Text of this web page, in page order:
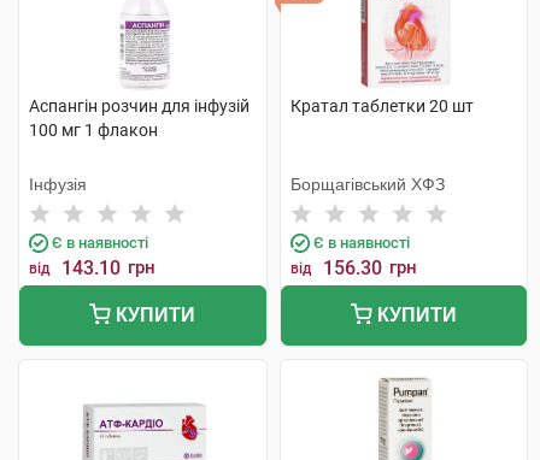
Аспангін розчин для інфузій
100 мг 1 флакон
Інфузія
Є в наявності
від 143.10 грн
КУПИТИ
Кратал таблетки 20 шт
Борщагівський ХФЗ
Є в наявності
від 156.30 грн
КУПИТИ